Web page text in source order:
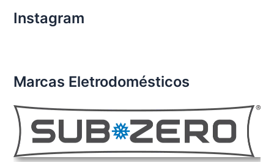
Instagram
Marcas Eletrodomésticos